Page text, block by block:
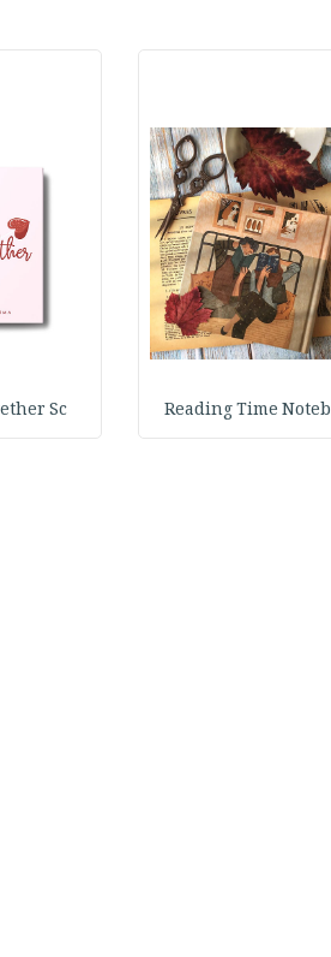
Reading Time Noteb
Sc